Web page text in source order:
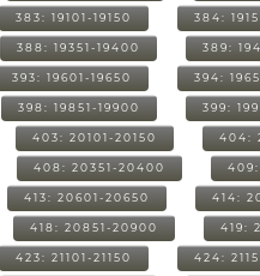
383: 19101-19150 384:
388: 19351-19400 389:
393: 19601-19650 394:
398: 19851-19900 399:
403: 20101-20150 404:
408: 20351-20400
413: 20601-20650 414:
418: 20851-20900 419:
423: 21101-21150 424: